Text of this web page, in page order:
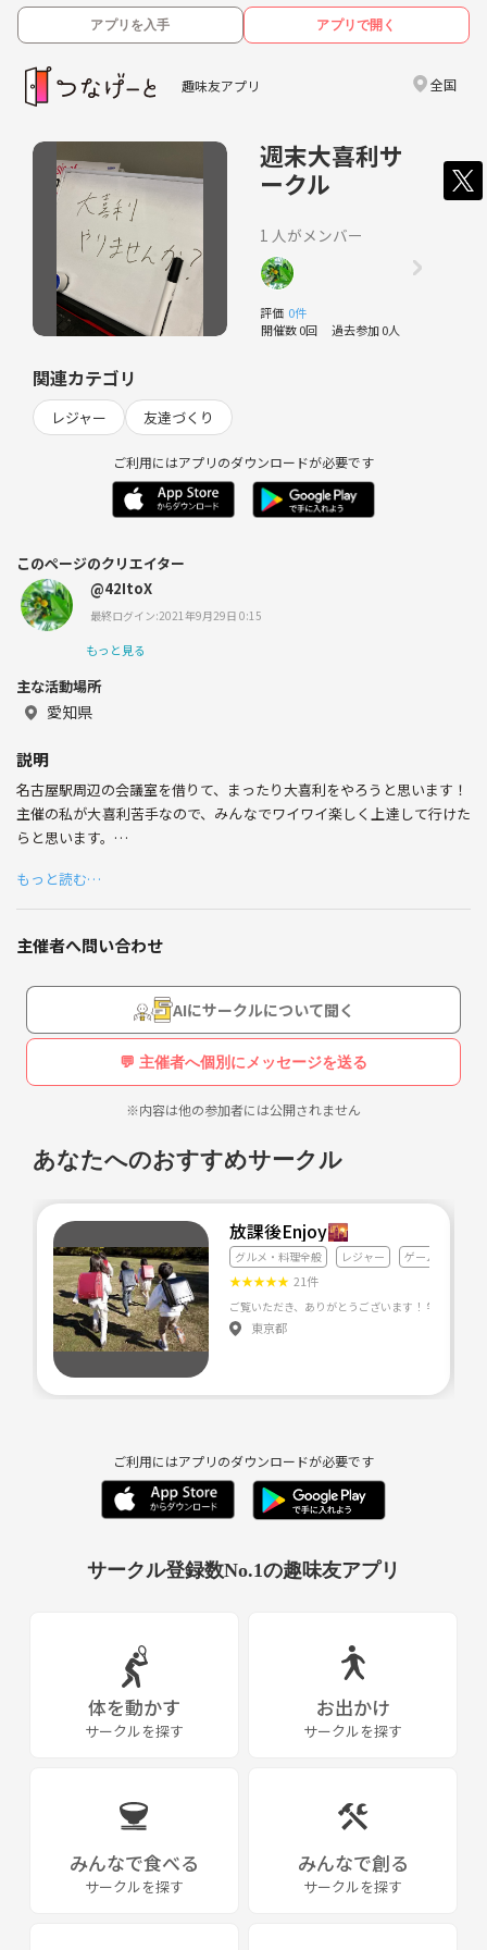
アプリを入手 アプリで開く
趣味友アプリ 全国
週末大喜利サ
ークル
1 人がメンバー
評価 0件
開催数 0回 過去参加 0人
関連カテゴリ
レジャー 友達づくり
ご利用にはアプリのダウンロードが必要です
このページのクリエイター
@42ItoX
最終ログイン:2021年9月29日 0:15
もっと見る
主な活動場所
愛知県
説明
名古屋駅周辺の会議室を借りて、まったり大喜利をやろうと思います！
主催の私が大喜利苦手なので、みんなでワイワイ楽しく上達して行けた
らと思います。
参加者が5名ほど集まりましたら、実施したいと思います。
もっと読む…
主催者へ問い合わせ
AIにサークルについて聞く
💬 主催者へ個別にメッセージを送る
※内容は他の参加者には公開されません
あなたへのおすすめサークル
放課後Enjoy🌇
グルメ・料理全般 レジャー ゲーム
★★★★★ 21件
東京都
ご利用にはアプリのダウンロードが必要です
サークル登録数No.1の趣味友アプリ
体を動かす
サークルを探す
お出かけ
サークルを探す
みんなで食べる
サークルを探す
みんなで創る
サークルを探す